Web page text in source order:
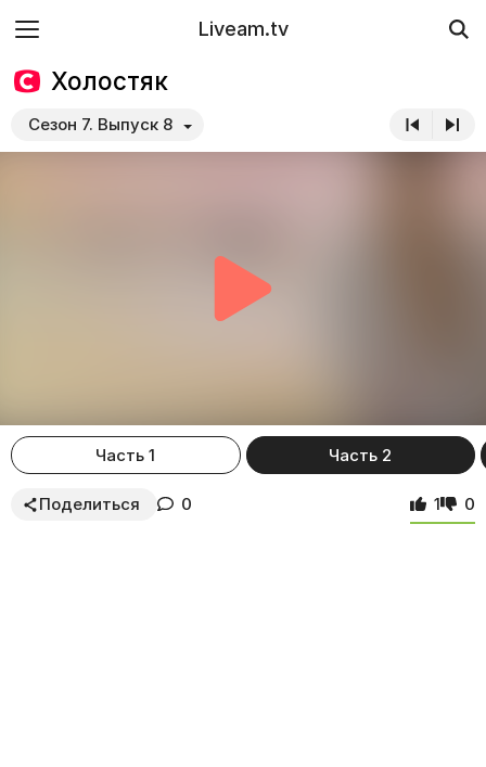
Liveam.tv
Холостяк
Сезон 7. Выпуск 8
Часть 1 Часть 2
Поделиться 0 1 0